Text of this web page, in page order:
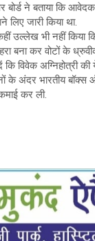
बोर्ड ने बताया कि
लिए जारी किया था.
उल्लेख भी नहीं
बना कर वोटों के
विवेक अग्निहोत्री
के अंदर भारतीय बॉक्स
कर ली.